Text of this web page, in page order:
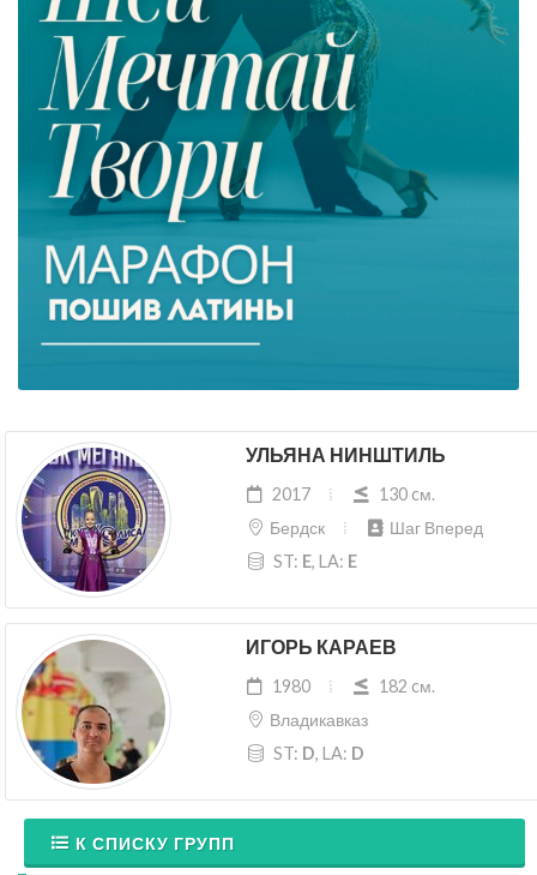
УЛЬЯНА НИНШТИЛЬ
2017
130 cм.
Бердск
Шаг Вперед
ST: E, LA: E
ИГОРЬ КАРАЕВ
1980
182 cм.
Владикавказ
ST: D, LA: D
К СПИСКУ ГРУПП